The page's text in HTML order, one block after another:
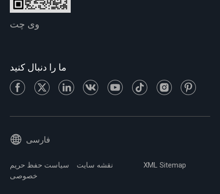
وی چت
ما را دنبال کنید
فارسی
سیاست حفظ حریم
خصوصی
نقشه سایت XML Sitemap